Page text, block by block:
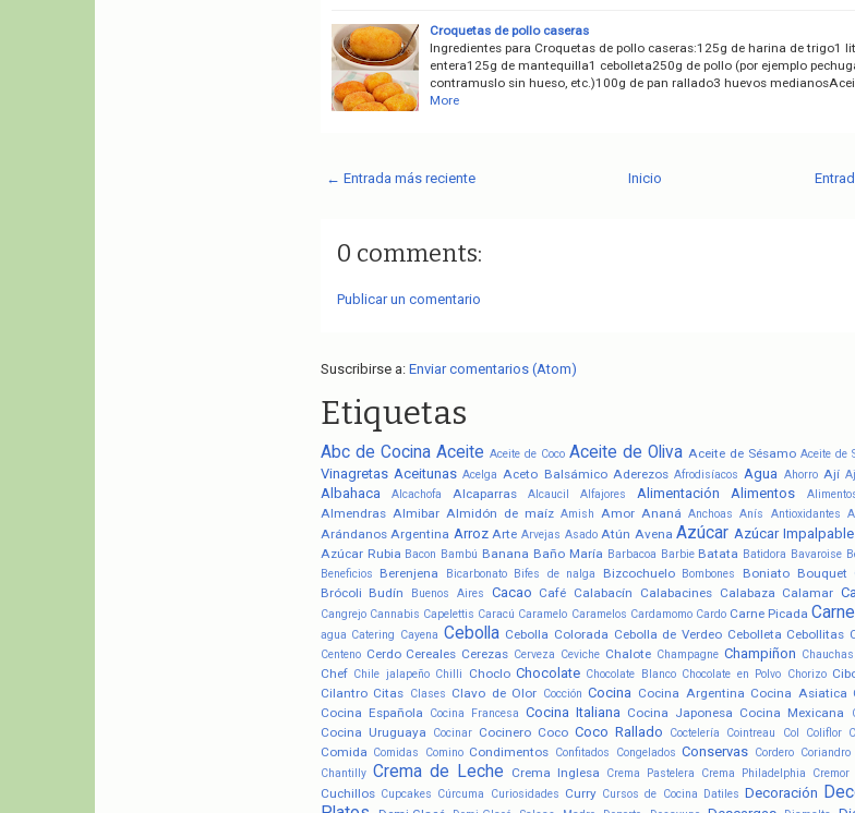
Croquetas de pollo caseras
Ingredientes para Croquetas de pollo caseras:125g de harina de trigo1
entera125g de mantequilla1 cebolleta250g de pollo (por ejemplo
contramuslo sin hueso, etc.)100g de pan rallado3 huevos medianosAcei…
More
← Entrada más reciente Inicio
0 comments:
Publicar un comentario
Suscribirse a: Enviar comentarios (Atom)
Etiquetas
Abc de Cocina Aceite Aceite de Coco Aceite de Oliva Aceite de Sésamo Aceite de
Vinagretas Aceitunas Acelga Aceto Balsámico Aderezos Afrodisíacos Agua Ahorro Ají
Albahaca Alcachofa Alcaparras Alcaucil Alfajores Alimentación Alimentos
Almendras Almibar Almidón de maíz Amish Amor Ananá Anchoas Anís Antioxidantes
Arándanos Argentina Arroz Arte Arvejas Asado Atún Avena Azúcar Azúcar Impalpable
Azúcar Rubia Bacon Bambú Banana Baño María Barbacoa Barbie Batata Batidora Bavaroise
Beneficios Berenjena Bicarbonato Bifes de nalga Bizcochuelo Bombones Boniato Bouquet
Brócoli Budín Buenos Aires Cacao Café Calabacín Calabacines Calabaza Calamar
Cangrejo Cannabis Capelettis Caracú Caramelo Caramelos Cardamomo Cardo Carne Picada
agua Catering Cayena Cebolla Cebolla Colorada Cebolla de Verdeo Cebolleta Cebollitas
Centeno Cerdo Cereales Cerezas Cerveza Ceviche Chalote Champagne Champiñon Chauchas
Chef Chile jalapeño Chilli Choclo Chocolate Chocolate Blanco Chocolate en Polvo Chorizo
Cilantro Citas Clases Clavo de Olor Cocción Cocina Cocina Argentina Cocina Asiatica
Cocina Española
Cocina Francesa Cocina Italiana Cocina Japonesa Cocina Mexicana
Cocina Uruguaya Cocinar Cocinero Coco Coco Rallado Coctelería Cointreau Col Coliflor
Comida Comidas Comino Condimentos Confitados Congelados Conservas Cordero Coriandro
Chantilly Crema de Leche Crema Inglesa Crema Pastelera Crema Philadelphia Cremor
Cuchillos Cupcakes Cúrcuma Curiosidades Curry Cursos de Cocina Datiles Decoración